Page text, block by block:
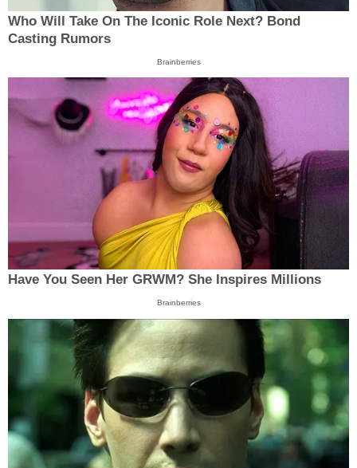
Who Will Take On The Iconic Role Next? Bond
Casting Rumors
Brainberries
Have You Seen Her GRWM? She Inspires Millions
Brainberries